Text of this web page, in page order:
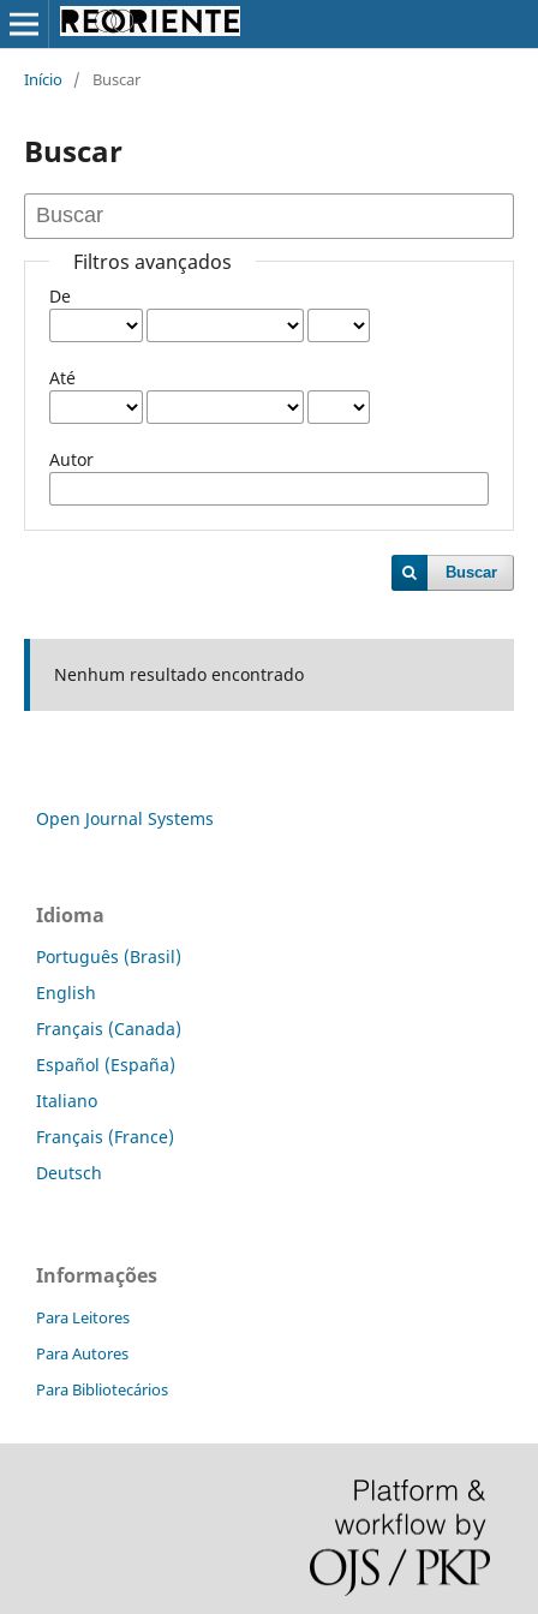
Início / Buscar
Buscar
Filtros avançados
De
Até
Autor
Buscar
Nenhum resultado encontrado
Open Journal Systems
Idioma
Português (Brasil)
English
Français (Canada)
Español (España)
Italiano
Français (France)
Deutsch
Informações
Para Leitores
Para Autores
Para Bibliotecários